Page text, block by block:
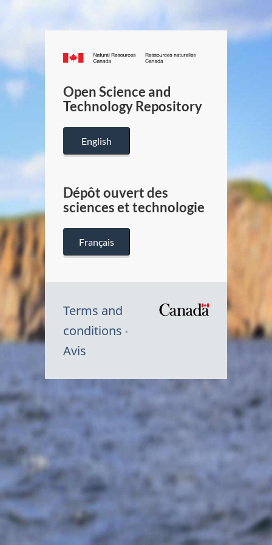
Canada.ca
/
Canada
Open Science and
Technology Repository
English
Dépôt ouvert des
sciences et technologie
Français
Terms and
conditions
Avis
Symbole
Canada